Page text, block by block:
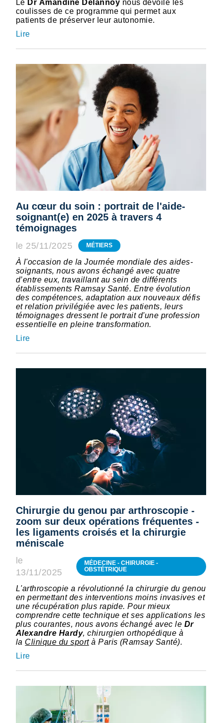
Le Dr Amandine Delannoy nous dévoile les
coulisses de ce programme qui permet aux
patients de préserver leur autonomie.
Lire
Au cœur du soin : portrait de l'aide-
soignant(e) en 2025 à travers 4
témoignages
le 25/11/2025 MÉTIERS
À l'occasion de la Journée mondiale des aides-
soignants, nous avons échangé avec quatre
d’entre eux, travaillant au sein de différents
établissements Ramsay Santé. Entre évolution
des compétences, adaptation aux nouveaux défis
et relation privilégiée avec les patients, leurs
témoignages dressent le portrait d'une profession
essentielle en pleine transformation.
Lire
Chirurgie du genou par arthroscopie -
zoom sur deux opérations fréquentes -
les ligaments croisés et la chirurgie
méniscale
le
13/11/2025
MÉDECINE - CHIRURGIE -
OBSTÉTRIQUE
L'arthroscopie a révolutionné la chirurgie du genou
en permettant des interventions moins invasives et
une récupération plus rapide. Pour mieux
comprendre cette technique et ses applications les
plus courantes, nous avons échangé avec le Dr
Alexandre Hardy, chirurgien orthopédique à
la Clinique du sportà Paris (Ramsay Santé).
Lire